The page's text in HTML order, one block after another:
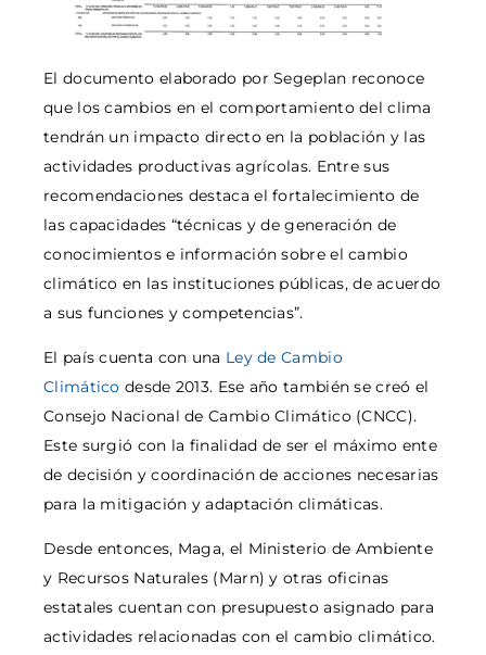
El documento elaborado por Segeplan reconoce
que los cambios en el comportamiento del clima
tendrán un impacto directo en la población y las
actividades productivas agrícolas. Entre sus
recomendaciones destaca el fortalecimiento de
las capacidades “técnicas y de generación de
conocimientos e información sobre el cambio
climático en las instituciones públicas, de acuerdo
a sus funciones y competencias”.
El país cuenta con una Ley de Cambio
Climático desde 2013. Ese año también se creó el
Consejo Nacional de Cambio Climático (CNCC).
Este surgió con la finalidad de ser el máximo ente
de decisión y coordinación de acciones necesarias
para la mitigación y adaptación climáticas.
Desde entonces, Maga, el Ministerio de Ambiente
y Recursos Naturales (Marn) y otras oficinas
estatales cuentan con presupuesto asignado para
actividades relacionadas con el cambio climático.